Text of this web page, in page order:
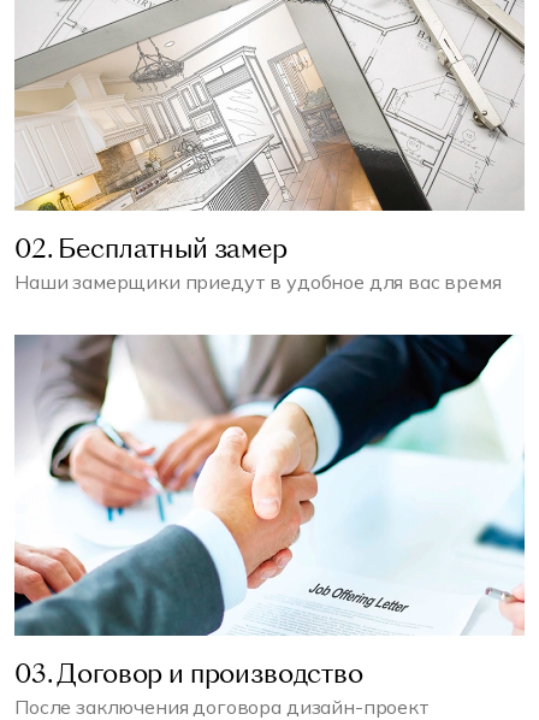
02. Бесплатный замер
Наши замерщики приедут в удобное для вас время
03. Договор и производство
После заключения договора дизайн-проект